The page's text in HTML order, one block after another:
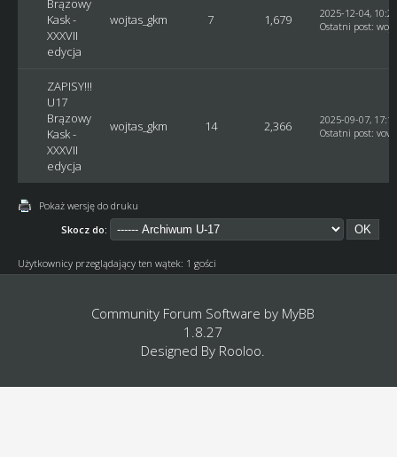
Brązowy
Kask -
XXXVII
edycja
wojtas_gkm 7 1,679
2025-12-04,
Ostatni post:
ZAPISY!!!
U17
Brązowy
Kask -
XXXVII
edycja
wojtas_gkm 14 2,366
2025-09-07,
Ostatni post:
Pokaż wersję do druku
Skocz do:
Użytkownicy przeglądający ten wątek: 1 gości
Community Forum Software by MyBB
1.8.27
Designed By Rooloo